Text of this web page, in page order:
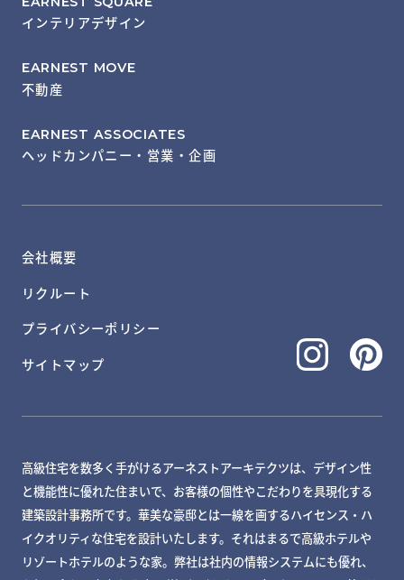
インテリアデザイン
EARNEST MOVE
不動産
EARNEST ASSOCIATES
ヘッドカンパニー・営業・企画
会社概要
リクルート
プライバシーポリシー
サイトマップ
高級住宅を数多く手がけるアーネストアーキテクツは、デザイン性
と機能性に優れた住まいで、お客様の個性やこだわりを具現化する
建築設計事務所です。華美な豪邸とは一線を画するハイセンス・ハ
イクオリティな住宅を設計いたします。それはまるで高級ホテルや
リゾートホテルのような家。弊社は社内の情報システムにも優れ、